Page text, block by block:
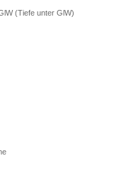
(Tiefe unter GlW)